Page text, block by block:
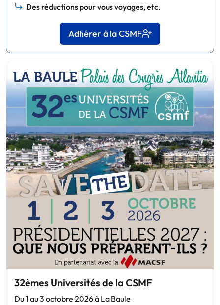
Des réductions pour vous voyages, etc.
Adhérer à la CSMF
32èmes Universités de la CSMF
Du 1 au 3 octobre 2026 à La Baule